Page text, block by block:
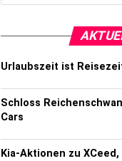
Urlaubszeit ist
Schloss
Cars
Kia-Aktionen zu